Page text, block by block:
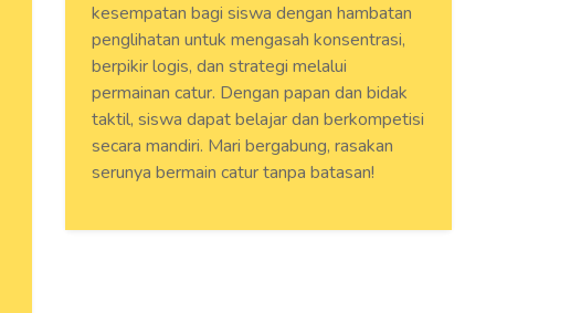
kesempatan bagi siswa dengan hambatan
penglihatan untuk mengasah konsentrasi,
berpikir logis, dan strategi melalui
permainan catur. Dengan papan dan bidak
taktil, siswa dapat belajar dan berkompetisi
secara mandiri. Mari bergabung, rasakan
serunya bermain catur tanpa batasan!